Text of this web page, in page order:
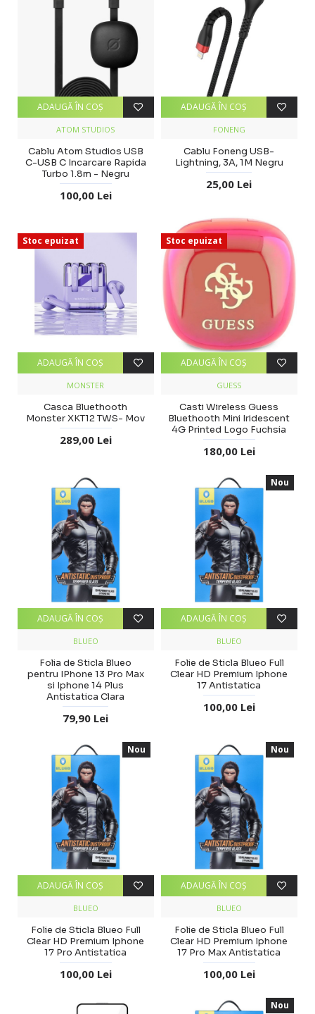
ATOM STUDIOS
Cablu Atom Studios USB
C-USB C Incarcare Rapida
Turbo 1.8m - Negru
100,00 Lei
ADAUGĂ ÎN COŞ
FONENG
Cablu Foneng USB-
Lightning, 3A, 1M Negru
25,00 Lei
ADAUGĂ ÎN COŞ
Stoc epuizat
MONSTER
Casca Bluethooth
Monster XKT12 TWS- Mov
289,00 Lei
ADAUGĂ ÎN COŞ
Stoc epuizat
GUESS
Casti Wireless Guess
Bluethooth Mini Iridescent
4G Printed Logo Fuchsia
180,00 Lei
ADAUGĂ ÎN COŞ
BLUEO
Folia de Sticla Blueo
pentru IPhone 13 Pro Max
si Iphone 14 Plus
Antistatica Clara
79,90 Lei
ADAUGĂ ÎN COŞ
Nou
BLUEO
Folie de Sticla Blueo Full
Clear HD Premium Iphone
17 Antistatica
100,00 Lei
ADAUGĂ ÎN COŞ
Nou
BLUEO
Folie de Sticla Blueo Full
Clear HD Premium Iphone
17 Pro Antistatica
100,00 Lei
ADAUGĂ ÎN COŞ
Nou
BLUEO
Folie de Sticla Blueo Full
Clear HD Premium Iphone
17 Pro Max Antistatica
100,00 Lei
ADAUGĂ ÎN COŞ
Nou